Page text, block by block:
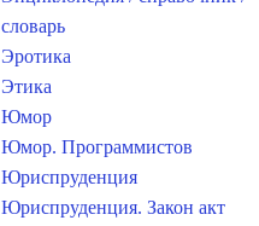
словарь
Эротика
Этика
Юмор
Юмор. Программистов
Юриспруденция
Юриспруденция. Закон акт